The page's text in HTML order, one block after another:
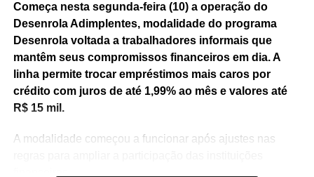
Começa nesta segunda-feira (10) a operação do
Desenrola Adimplentes, modalidade do programa
Desenrola voltada a trabalhadores informais que
mantêm seus compromissos financeiros em dia. A
linha permite trocar empréstimos mais caros por
crédito com juros de até 1,99% ao mês e valores até
R$ 15 mil.
A modalidade começou a funcionar após ajustes nas